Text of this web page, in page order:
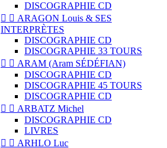
DISCOGRAPHIE CD
  ARAGON Louis & SES
INTERPRÈTES
DISCOGRAPHIE CD
DISCOGRAPHIE 33 TOURS
  ARAM (Aram SÉDÉFIAN)
DISCOGRAPHIE CD
DISCOGRAPHIE 45 TOURS
DISCOGRAPHIE CD
  ARBATZ Michel
DISCOGRAPHIE CD
LIVRES
  ARHLO Luc